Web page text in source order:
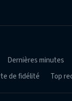
Dernières minutes
de fidélité Top